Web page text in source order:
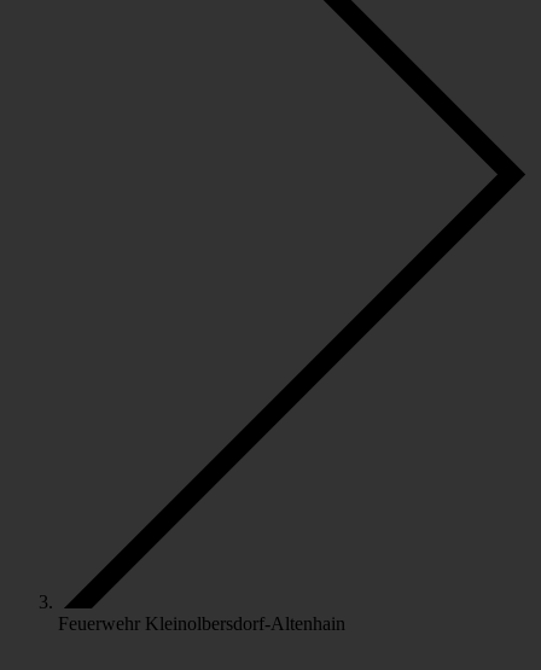
Feuerwehr Kleinolbersdorf-Altenhain